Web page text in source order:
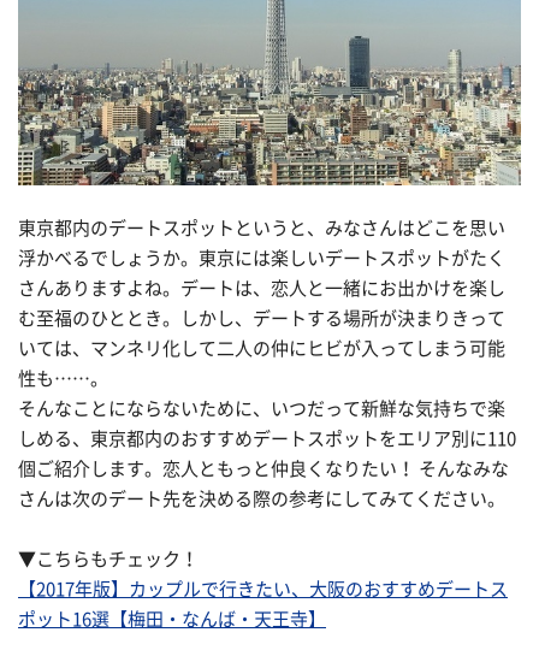
東京都内のデートスポットというと、みなさんはどこを思い
浮かべるでしょうか。東京には楽しいデートスポットがたく
さんありますよね。デートは、恋人と一緒にお出かけを楽し
む至福のひととき。しかし、デートする場所が決まりきって
いては、マンネリ化して二人の仲にヒビが入ってしまう可能
性も……。
そんなことにならないために、いつだって新鮮な気持ちで楽
しめる、東京都内のおすすめデートスポットをエリア別に110
個ご紹介します。恋人ともっと仲良くなりたい！ そんなみな
さんは次のデート先を決める際の参考にしてみてください。
▼こちらもチェック！
【2017年版】カップルで行きたい、大阪のおすすめデートス
ポット16選【梅田・なんば・天王寺】